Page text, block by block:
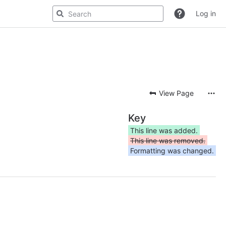
Log in
View Page
Key
This line was added.
This line was removed.
Formatting was changed.